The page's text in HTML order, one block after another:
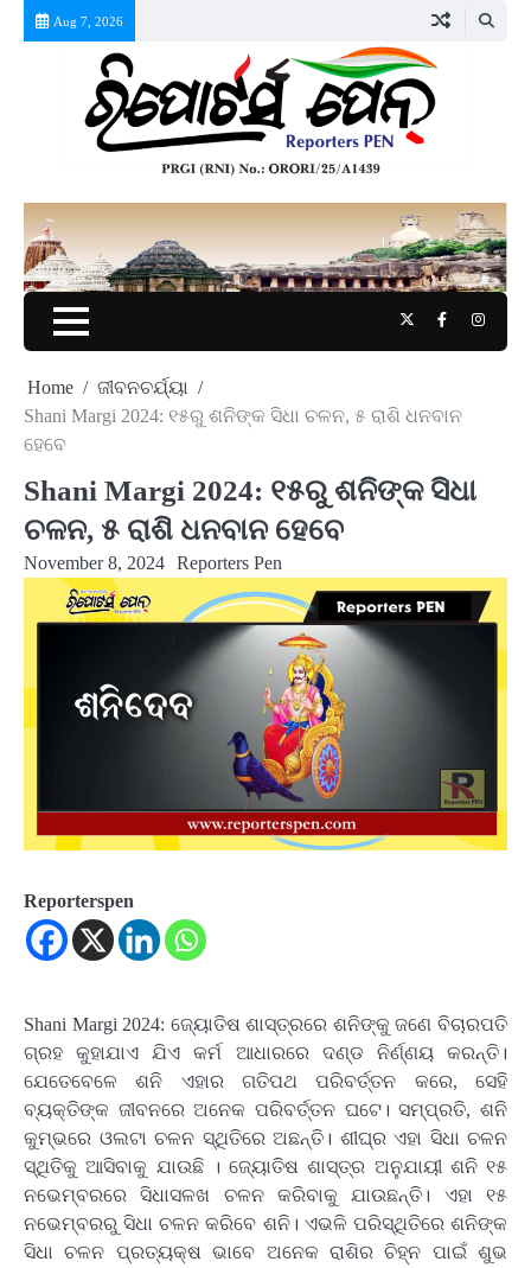
Aug 7, 2026
TwitterFacebook
Home
ଜୀବନଚର୍ଯ୍ୟା
Shani Margi 2024: ୧୫ରୁ ଶନିଙ୍କ ସିଧା ଚଳନ, ୫ ରାଶି ଧନବାନ
ହେବେ
Shani Margi 2024: ୧୫ରୁ ଶନିଙ୍କ ସିଧା
ଚଳନ, ୫ ରାଶି ଧନବାନ ହେବେ
November 8, 2024 Reporters Pen
Reporterspen
Shani Margi 2024: ଜ୍ୟୋତିଷ ଶାସ୍ତ୍ରରେ ଶନିଙ୍କୁ ଜଣେ ବିଚାରପତି
ଗ୍ରହ କୁହାଯାଏ ଯିଏ କର୍ମ ଆଧାରରେ ଦଣ୍ଡ ନିର୍ଣ୍ଣୟ କରନ୍ତି।
ଯେତେବେଳେ ଶନି ଏହାର ଗତିପଥ ପରିବର୍ତ୍ତନ କରେ, ସେହି
ବ୍ୟକ୍ତିଙ୍କ ଜୀବନରେ ଅନେକ ପରିବର୍ତ୍ତନ ଘଟେ। ସମ୍ପ୍ରତି, ଶନି
କୁମ୍ଭରେ ଓଲଟା ଚଳନ ସ୍ଥିତିରେ ଅଛନ୍ତି। ଶୀଘ୍ର ଏହା ସିଧା ଚଳନ
ସ୍ଥିତିକୁ ଆସିବାକୁ ଯାଉଛି । ଜ୍ୟୋତିଷ ଶାସ୍ତ୍ର ଅନୁଯାୟୀ ଶନି ୧୫
ନଭେମ୍ବରରେ ସିଧାସଳଖ ଚଳନ କରିବାକୁ ଯାଉଛନ୍ତି। ଏହା ୧୫
ନଭେମ୍ବରରୁ ସିଧା ଚଳନ କରିବେ ଶନି। ଏଭଳି ପରିସ୍ଥିତିରେ ଶନିଙ୍କ
ସିଧା ଚଳନ ପ୍ରତ୍ୟକ୍ଷ ଭାବେ ଅନେକ ରାଶିର ଚିହ୍ନ ପାଇଁ ଶୁଭ